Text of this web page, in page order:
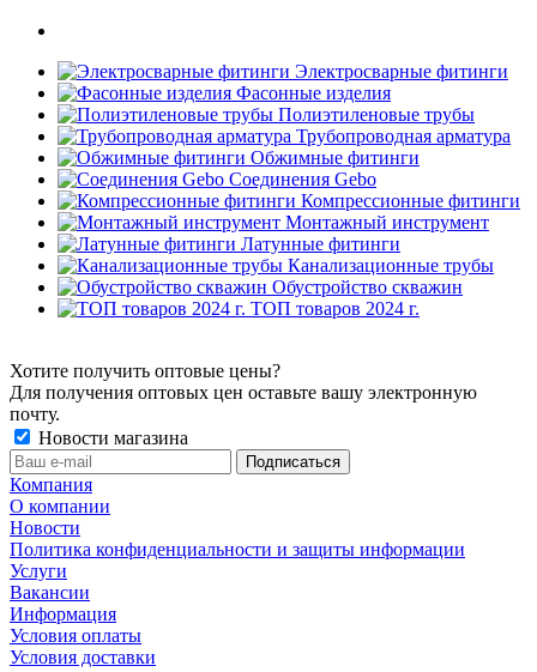
Электросварные фитинги
Фасонные изделия
Полиэтиленовые трубы
Трубопроводная арматура
Обжимные фитинги
Соединения Gebo
Компрессионные фитинги
Монтажный инструмент
Латунные фитинги
Канализационные трубы
Обустройство скважин
ТОП товаров 2024 г.
Хотите получить оптовые цены?
Для получения оптовых цен оставьте вашу электронную
почту.
Новости магазина
Компания
О компании
Новости
Политика конфиденциальности и защиты информации
Услуги
Вакансии
Информация
Условия оплаты
Условия доставки